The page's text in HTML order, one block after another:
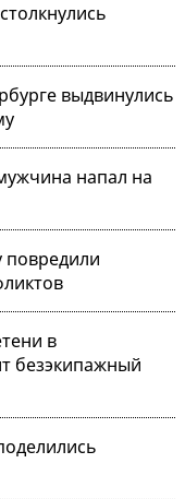
выдвинулись
напал на
повредили
в
безэкипажный